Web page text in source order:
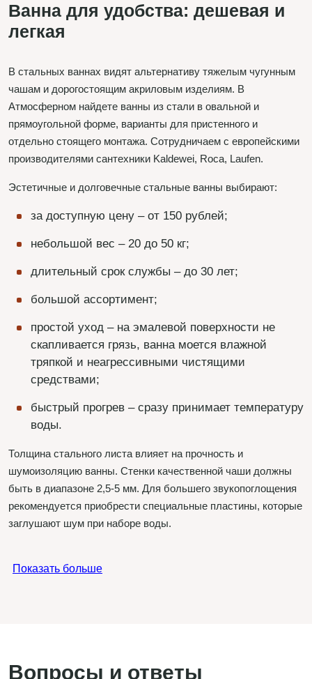
Ванна для удобства: дешевая и
легкая
В стальных ваннах видят альтернативу тяжелым чугунным
чашам и дорогостоящим акриловым изделиям. В
Атмосферном найдете ванны из стали в овальной и
прямоугольной форме, варианты для пристенного и
отдельно стоящего монтажа. Сотрудничаем с европейскими
производителями сантехники Kaldewei, Roca, Laufen.
Эстетичные и долговечные стальные ванны выбирают:
за доступную цену – от 150 рублей;
небольшой вес – 20 до 50 кг;
длительный срок службы – до 30 лет;
большой ассортимент;
простой уход – на эмалевой поверхности не
скапливается грязь, ванна моется влажной
тряпкой и неагрессивными чистящими
средствами;
быстрый прогрев – сразу принимает температуру
воды.
Толщина стального листа влияет на прочность и
шумоизоляцию ванны. Стенки качественной чаши должны
быть в диапазоне 2,5-5 мм. Для большего звукопоглощения
рекомендуется приобрести специальные пластины, которые
заглушают шум при наборе воды.
Показать больше
Вопросы и ответы